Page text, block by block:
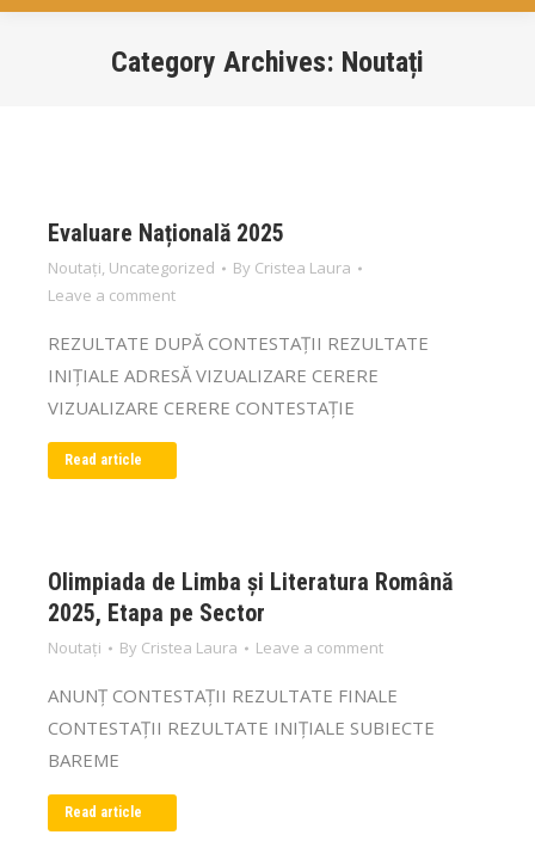
Category Archives: Noutați
Evaluare Națională 2025
Noutați, Uncategorized By Cristea Laura
Leave a comment
REZULTATE DUPĂ CONTESTAȚII REZULTATE
INIȚIALE ADRESĂ VIZUALIZARE CERERE
VIZUALIZARE CERERE CONTESTAȚIE
Read article
Olimpiada de Limba și Literatura Română
2025, Etapa pe Sector
Noutați By Cristea Laura Leave a comment
ANUNȚ CONTESTAȚII REZULTATE FINALE
CONTESTAȚII REZULTATE INIȚIALE SUBIECTE
BAREME
Read article